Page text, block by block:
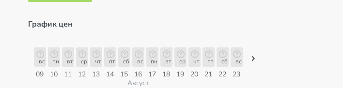
График цен
09
вс
10
пн
11
вт
12
ср
13
чт
14
пт
15
сб
16
вс
17
пн
18
вт
19
ср
20
чт
21
пт
22
сб
23
вс
Август